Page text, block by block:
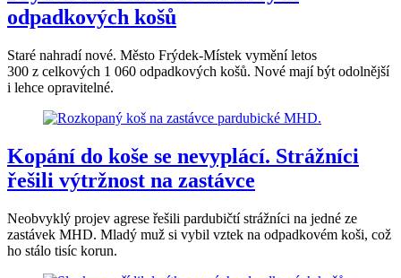
odpadkových košů
Staré nahradí nové. Město Frýdek-Místek vymění letos
300 z celkových 1 060 odpadkových košů. Nové mají být odolnější
i lehce opravitelné.
Kopání do koše se nevyplácí. Strážníci
řešili výtržnost na zastávce
Neobvyklý projev agrese řešili pardubičtí strážníci na jedné ze
zastávek MHD. Mladý muž si vybil vztek na odpadkovém koši, což
ho stálo tisíc korun.